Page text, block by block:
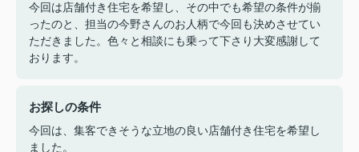
今回は店舗付き住宅を希望し、その中でも希望の条件が揃
ったのと、担当の今野さんのお人柄で今回も決めさせてい
ただきました。色々と相談にも乗って下さり大変感謝して
おります。
お探しの条件
今回は、集客できそうな立地の良い店舗付き住宅を希望し
ました。